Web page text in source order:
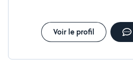
Voir le profil